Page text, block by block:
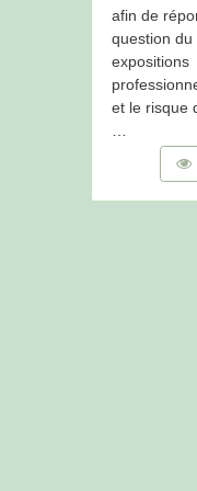
afin de
question du
expositions
et le risque